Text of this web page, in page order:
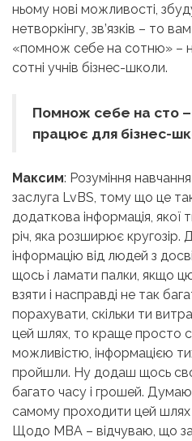
ньому нові можливості,
нетворкінгу, зв’язків – то
«помнож себе на сотню» –
сотні учнів бізнес-школи.
Помнож себе на сто
працює для бізнес-
Максим: Розуміння
заслуга LvBS, тому що це
додаткова інформація,
річ, яка розширює
інформацію від людей з
щось і ламати палки, якщо
взяти і насправді не так
порахувати, скільки ти
цей шлях, то краще просто
можливістю, інформацією
пройшли. Ну додаш щось
багато часу і грошей.
самому проходити цей шлях
Щодо МВА – відчуваю, що